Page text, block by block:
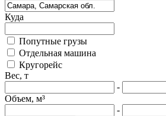
Куда
Попутные грузы
Отдельная машина
Кругорейс
Вес, т
-
Объем, м³
-